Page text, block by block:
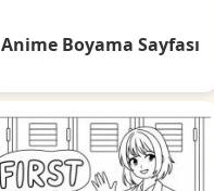
Anime Boyama Sayfası